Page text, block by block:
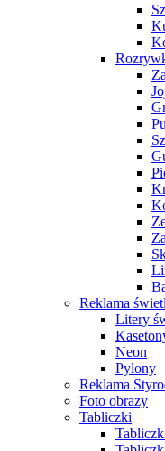
Reklama
Litery
Neon
Pylony
Reklama
Foto obrazy
Tabliczki